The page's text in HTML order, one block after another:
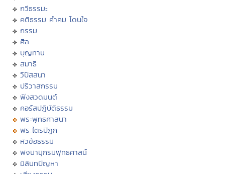
กวีธรรมะ
คติธรรม คำคม โดนใจ
กรรม
ศีล
บุญทาน
สมาธิ
วิปัสสนา
ปริวาสกรรม
ฟังสวดมนต์
คอร์สปฏิบัติธรรม
พระพุทธศาสนา
พระไตรปิฏก
หัวข้อธรรม
พจนานุกรมพุทธศาสน์
มิลินทปัญหา